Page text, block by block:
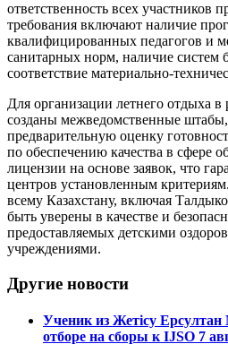
ответственность всех участников
требования включают наличие
квалифицированных педагогов и
санитарных норм, наличие систем
соответствие материально-
Для организации летнего отдыха в
созданы межведомственные
предварительную оценку
по обеспечению качества в сфере
лицензии на основе заявок, что
центров установленным
всему Казахстану, включая
быть уверены в качестве и
предоставляемых детскими
учреждениями.
Другие новости
Ученик из Жетісу
отборе на сборы к IJSO 7